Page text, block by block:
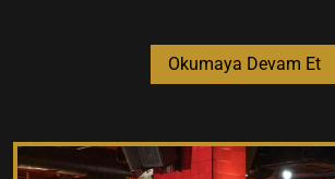
Okumaya Devam Et